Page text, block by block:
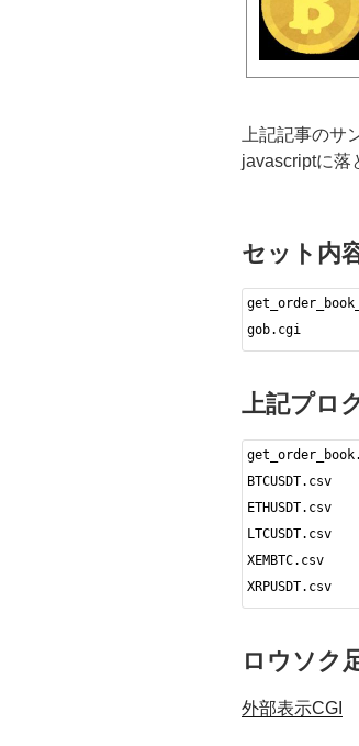
上記記事のサ
javascriptに落
セット内
gob.cgi
上記プロ
BTCUSDT.csv
ETHUSDT.csv
LTCUSDT.csv
XEMBTC.csv
XRPUSDT.csv
ロウソク
外部表示CGI